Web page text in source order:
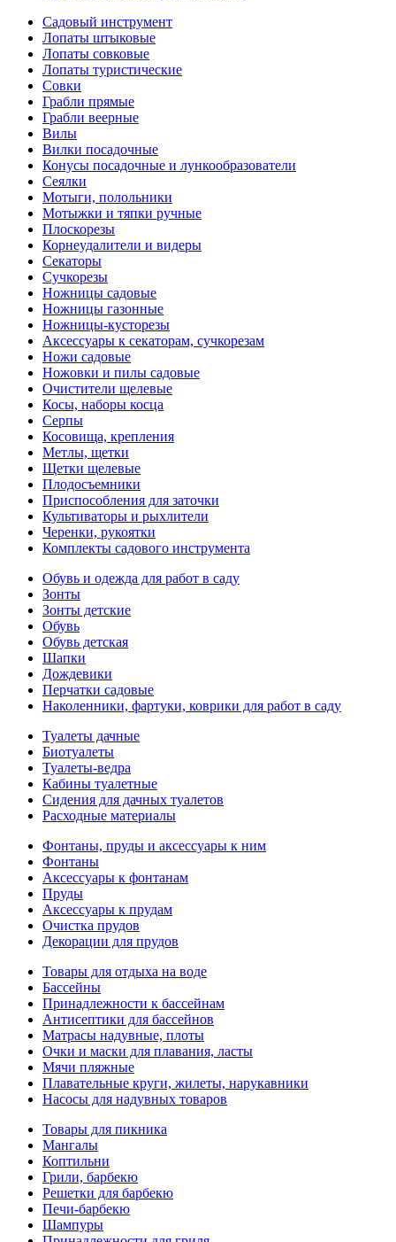
Садовый инструмент
Лопаты штыковые
Лопаты совковые
Лопаты туристические
Совки
Грабли прямые
Грабли веерные
Вилы
Вилки посадочные
Конусы посадочные и лункообразователи
Сеялки
Мотыги, полольники
Мотыжки и тяпки ручные
Плоскорезы
Корнеудалители и видеры
Секаторы
Сучкорезы
Ножницы садовые
Ножницы газонные
Ножницы-кусторезы
Аксессуары к секаторам, сучкорезам
Ножи садовые
Ножовки и пилы садовые
Очистители щелевые
Косы, наборы косца
Серпы
Косовища, крепления
Метлы, щетки
Щетки щелевые
Плодосъемники
Приспособления для заточки
Культиваторы и рыхлители
Черенки, рукоятки
Комплекты садового инструмента
Обувь и одежда для работ в саду
Зонты
Зонты детские
Обувь
Обувь детская
Шапки
Дождевики
Перчатки садовые
Наколенники, фартуки, коврики для работ в саду
Туалеты дачные
Биотуалеты
Туалеты-ведра
Кабины туалетные
Сидения для дачных туалетов
Расходные материалы
Фонтаны, пруды и аксессуары к ним
Фонтаны
Аксессуары к фонтанам
Пруды
Аксессуары к прудам
Очистка прудов
Декорации для прудов
Товары для отдыха на воде
Бассейны
Принадлежности к бассейнам
Антисептики для бассейнов
Матраcы надувные, плоты
Очки и маски для плавания, ласты
Мячи пляжные
Плавательные круги, жилеты, нарукавники
Насосы для надувных товаров
Товары для пикника
Мангалы
Коптильни
Грили, барбекю
Решетки для барбекю
Печи-барбекю
Шампуры